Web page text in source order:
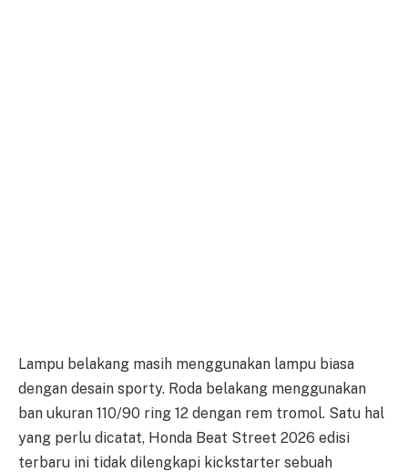
Lampu belakang masih menggunakan lampu biasa
dengan desain sporty. Roda belakang menggunakan
ban ukuran 110/90 ring 12 dengan rem tromol. Satu hal
yang perlu dicatat, Honda Beat Street 2026 edisi
terbaru ini tidak dilengkapi kickstarter sebuah